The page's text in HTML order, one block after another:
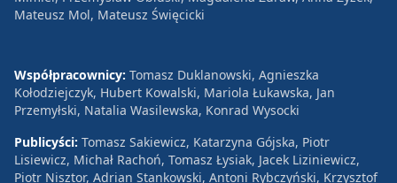
Mateusz Mol, Mateusz Święcicki
Współpracownicy: Tomasz Duklanowski, Agnieszka
Kołodziejczyk, Hubert Kowalski, Mariola Łukawska, Jan
Przemyłski, Natalia Wasilewska, Konrad Wysocki
Publicyści: Tomasz Sakiewicz, Katarzyna Gójska, Piotr
Lisiewicz, Michał Rachoń, Tomasz Łysiak, Jacek Liziniewicz,
Piotr Nisztor, Adrian Stankowski, Antoni Rybczyński, Krzysztof